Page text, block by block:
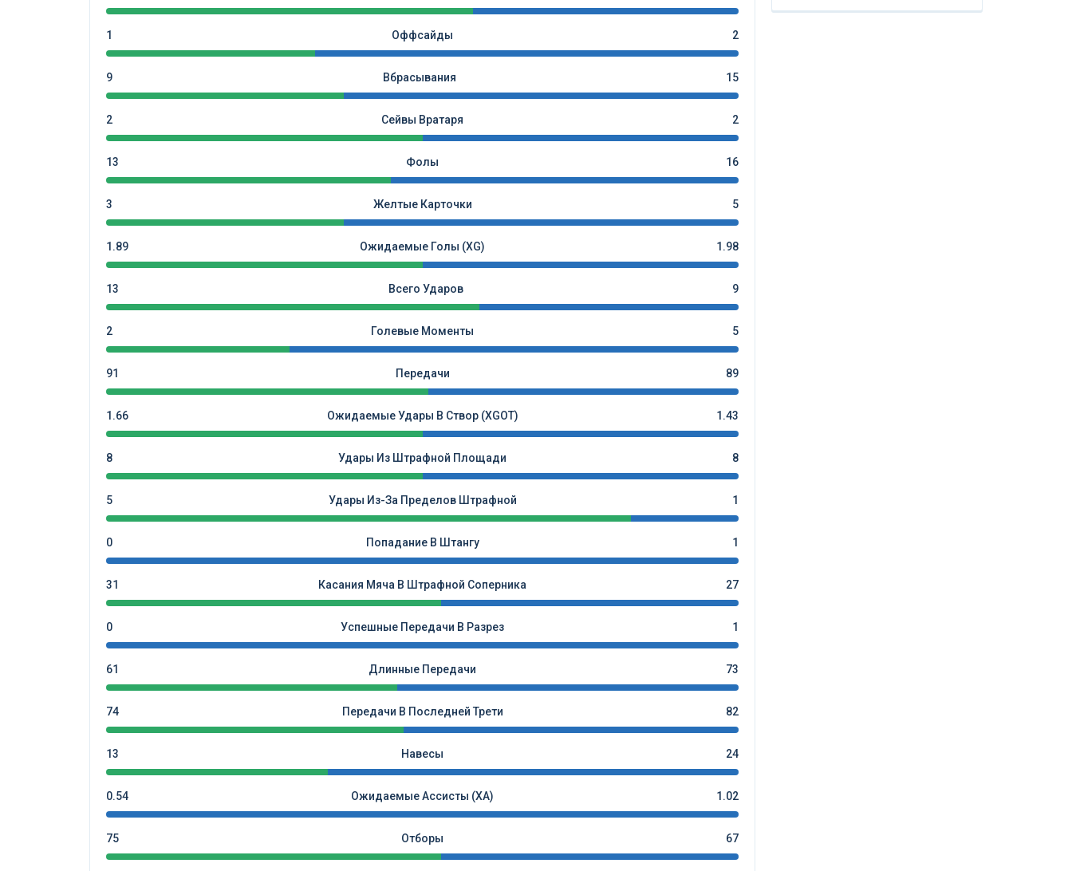
1 Оффсайды 2
9 Вбрасывания 15
2 Сейвы Вратаря 2
13 Фолы 16
3 Желтые Карточки 5
1.89 Ожидаемые Голы (xG) 1.98
13 Всего Ударов 9
2 Голевые Моменты 5
91 Передачи 89
1.66 Ожидаемые Удары В Створ (xGOT) 1.43
8 Удары Из Штрафной Площади 8
5 Удары Из-За Пределов Штрафной 1
0 Попадание В Штангу 1
31 Касания Мяча В Штрафной Соперника 27
0 Успешные Передачи В Разрез 1
61 Длинные Передачи 73
74 Передачи В Последней Трети 82
13 Навесы 24
0.54 Ожидаемые Ассисты (xA) 1.02
75 Отборы 67